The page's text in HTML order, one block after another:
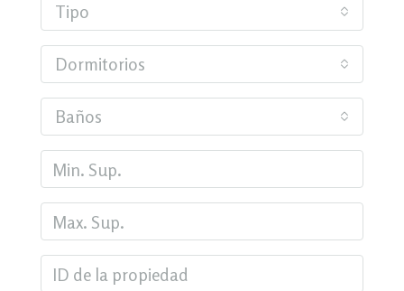
Tipo
Dormitorios
Baños